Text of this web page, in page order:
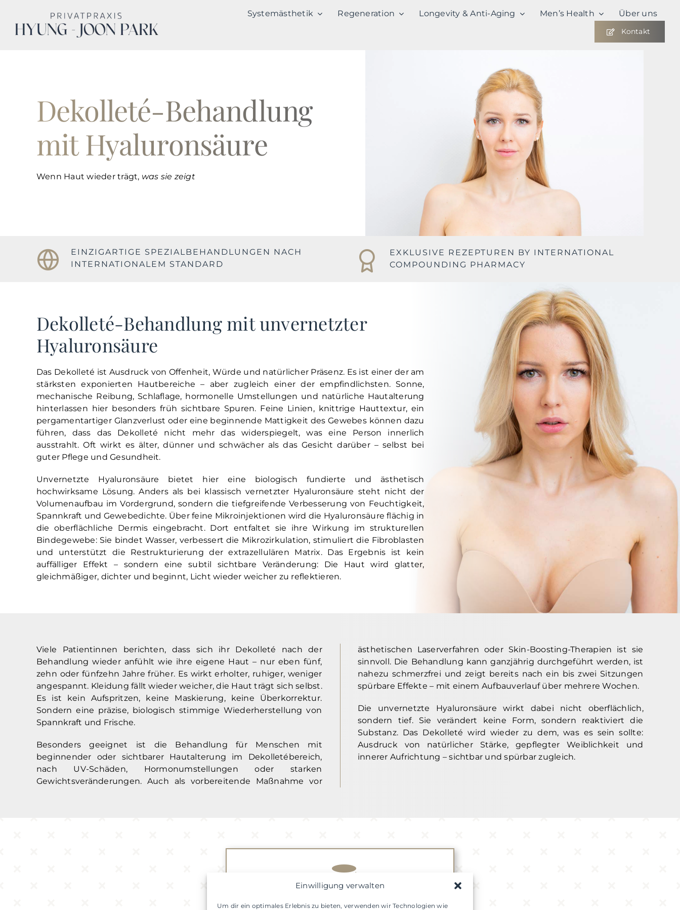
Einwilligung verwalten
Um dir ein optimales Erlebnis zu bieten, verwenden wir Technologien wie
content
Systemästhetik Regeneration Longevity & Anti-Aging Men’s Health Über uns
Kontakt
Dekolleté-Behandlung
mit Hyaluronsäure
Wenn Haut wieder trägt, was sie zeigt
EINZIGARTIGE SPEZIALBEHANDLUNGEN NACH
INTERNATIONALEM STANDARD
EXKLUSIVE REZEPTUREN BY INTERNATIONAL
COMPOUNDING PHARMACY
Dekolleté-Behandlung mit unvernetzter
Hyaluronsäure
Das Dekolleté ist Ausdruck von Offenheit, Würde und natürlicher Präsenz. Es ist einer der am
stärksten exponierten Hautbereiche – aber zugleich einer der empfindlichsten. Sonne,
mechanische Reibung, Schlaflage, hormonelle Umstellungen und natürliche Hautalterung
hinterlassen hier besonders früh sichtbare Spuren. Feine Linien, knittrige Hauttextur, ein
pergamentartiger Glanzverlust oder eine beginnende Mattigkeit des Gewebes können dazu
führen, dass das Dekolleté nicht mehr das widerspiegelt, was eine Person innerlich
ausstrahlt. Oft wirkt es älter, dünner und schwächer als das Gesicht darüber – selbst bei
guter Pflege und Gesundheit.
Unvernetzte Hyaluronsäure bietet hier eine biologisch fundierte und ästhetisch
hochwirksame Lösung. Anders als bei klassisch vernetzter Hyaluronsäure steht nicht der
Volumenaufbau im Vordergrund, sondern die tiefgreifende Verbesserung von Feuchtigkeit,
Spannkraft und Gewebedichte. Über feine Mikroinjektionen wird die Hyaluronsäure flächig in
die oberflächliche Dermis eingebracht. Dort entfaltet sie ihre Wirkung im strukturellen
Bindegewebe: Sie bindet Wasser, verbessert die Mikrozirkulation, stimuliert die Fibroblasten
und unterstützt die Restrukturierung der extrazellulären Matrix. Das Ergebnis ist kein
auffälliger Effekt – sondern eine subtil sichtbare Veränderung: Die Haut wird glatter,
gleichmäßiger, dichter und beginnt, Licht wieder weicher zu reflektieren.
Viele Patientinnen berichten, dass sich ihr Dekolleté nach der
Behandlung wieder anfühlt wie ihre eigene Haut – nur eben fünf,
zehn oder fünfzehn Jahre früher. Es wirkt erholter, ruhiger, weniger
angespannt. Kleidung fällt wieder weicher, die Haut trägt sich selbst.
Es ist kein Aufspritzen, keine Maskierung, keine Überkorrektur.
Sondern eine präzise, biologisch stimmige Wiederherstellung von
Spannkraft und Frische.
Besonders geeignet ist die Behandlung für Menschen mit
beginnender oder sichtbarer Hautalterung im Dekolletébereich,
nach UV-Schäden, Hormonumstellungen oder starken
Gewichtsveränderungen. Auch als vorbereitende Maßnahme vor
ästhetischen Laserverfahren oder Skin-Boosting-Therapien ist sie
sinnvoll. Die Behandlung kann ganzjährig durchgeführt werden, ist
nahezu schmerzfrei und zeigt bereits nach ein bis zwei Sitzungen
spürbare Effekte – mit einem Aufbauverlauf über mehrere Wochen.
Die unvernetzte Hyaluronsäure wirkt dabei nicht oberflächlich,
sondern tief. Sie verändert keine Form, sondern reaktiviert die
Substanz. Das Dekolleté wird wieder zu dem, was es sein sollte:
Ausdruck von natürlicher Stärke, gepflegter Weiblichkeit und
innerer Aufrichtung – sichtbar und spürbar zugleich.